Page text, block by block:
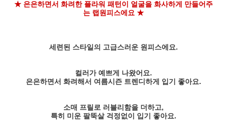
★ 은은하면서 화려한 플라워 패턴이 얼굴을 화사하게 만들어주
는 랩원피스에요 ★
세련된 스타일의 고급스러운 원피스에요.
컬러가 예쁘게 나왔어요.
은은하면서 화려해서 여름시즌 트렌디하게 입기 좋아요.
소매 프릴로 러블리함을 더하고,
특히 미운 팔뚝살 걱정없이 입기 좋아요.